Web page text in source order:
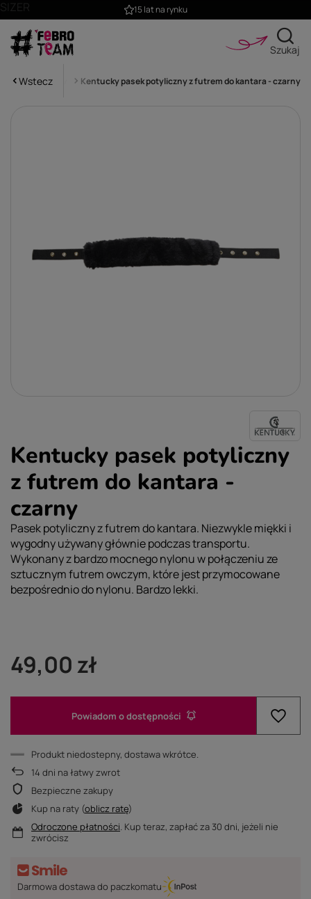
15 lat na rynku
Szukaj
Wstecz
do kantarów Kentucky pasek potyliczny z futrem do kantara - czarny
Kentucky pasek potyliczny
z futrem do kantara -
czarny
Pasek potyliczny z futrem do kantara. Niezwykle miękki i
wygodny używany głównie podczas transportu.
Wykonany z bardzo mocnego nylonu w połączeniu ze
sztucznym futrem owczym, które jest przymocowane
bezpośrednio do nylonu. Bardzo lekki.
49,00 zł
Powiadom o dostępności
Produkt niedostepny, dostawa wkrótce
14 dni na łatwy zwrot
Bezpieczne zakupy
Kup na raty (oblicz ratę)
Odroczone płatności. Kup teraz, zapłać za 30 dni, jeżeli nie
zwrócisz
Darmowa dostawa do paczkomatu